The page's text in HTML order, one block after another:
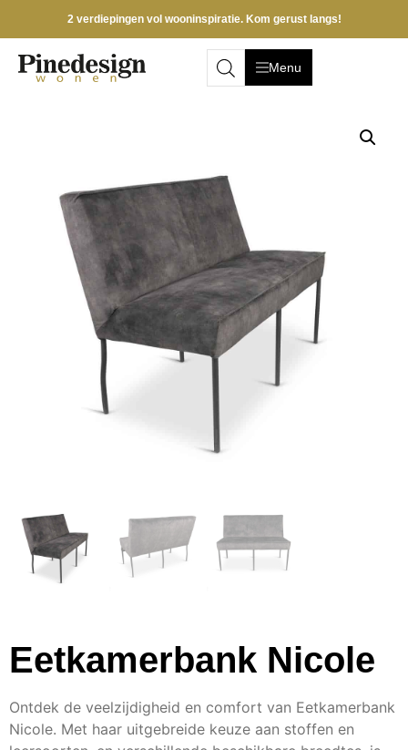
2 verdiepingen vol wooninspiratie. Kom gerust langs!
Menu
Eetkamerbank Nicole
Ontdek de veelzijdigheid en comfort van Eetkamerbank
Nicole. Met haar uitgebreide keuze aan stoffen en